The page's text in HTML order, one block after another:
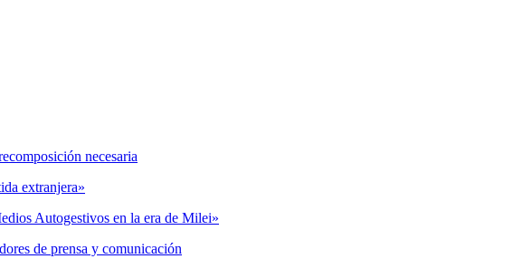
necesaria
extranjera»
Autogestivos en la era de Milei»
de prensa y comunicación